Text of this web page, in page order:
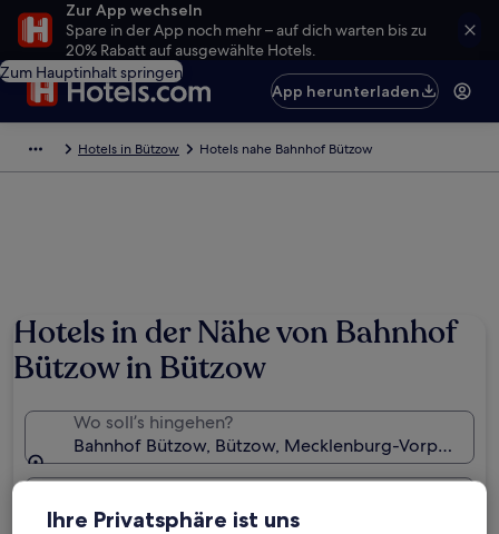
Zur App wechseln
Spare in der App noch mehr – auf dich warten bis zu
20% Rabatt auf ausgewählte Hotels.
Zum Hauptinhalt springen
App herunterladen
Hotels in Bützow Hotels nahe Bahnhof Bützow
Hotels in der Nähe von Bahnhof
Bützow in Bützow
Wo soll’s hingehen?
Bahnhof Bützow, Bützow, Mecklenburg-
Daten
Sa., 22. Aug. - So., 23. Aug.
Ihre Privatsphäre ist uns